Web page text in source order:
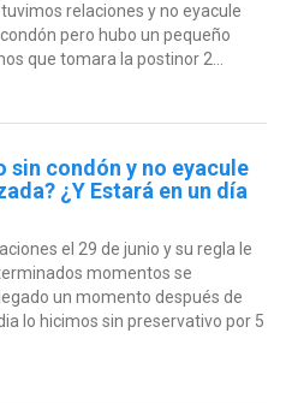
relaciones y no eyacule
pero hubo un pequeño
que tomara la postinor 2...
sin condón y no eyacule
¿Y Estará en un día
el 29 de junio y su regla le
momentos se
un momento después de
lo hicimos sin preservativo por 5